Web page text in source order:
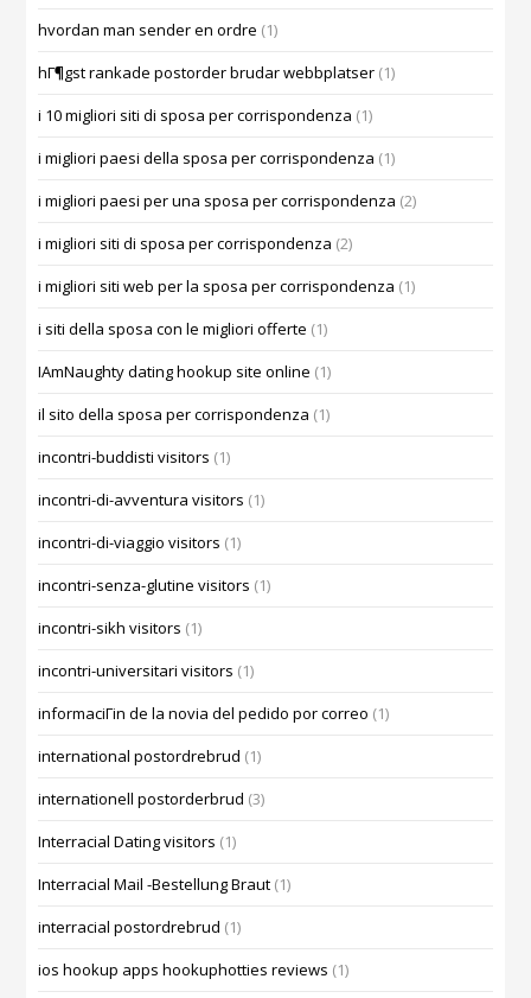
hvordan man sender en ordre (1)
hГ¶gst rankade postorder brudar webbplatser (1)
i 10 migliori siti di sposa per corrispondenza (1)
i migliori paesi della sposa per corrispondenza (1)
i migliori paesi per una sposa per corrispondenza (2)
i migliori siti di sposa per corrispondenza (2)
i migliori siti web per la sposa per corrispondenza (1)
i siti della sposa con le migliori offerte (1)
IAmNaughty dating hookup site online (1)
il sito della sposa per corrispondenza (1)
incontri-buddisti visitors (1)
incontri-di-avventura visitors (1)
incontri-di-viaggio visitors (1)
incontri-senza-glutine visitors (1)
incontri-sikh visitors (1)
incontri-universitari visitors (1)
informaciГіn de la novia del pedido por correo (1)
international postordrebrud (1)
internationell postorderbrud (3)
Interracial Dating visitors (1)
Interracial Mail -Bestellung Braut (1)
interracial postordrebrud (1)
ios hookup apps hookuphotties reviews (1)